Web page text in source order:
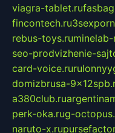
viagra-tablet.ru
fincontech.ru
rebus-toys.ru
seo-prodvizhenie-
card-voice.ru
domizbrusa-
a380club.ru
perk-oka.rug-
naruto-x.ru